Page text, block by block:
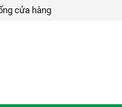
cửa hàng